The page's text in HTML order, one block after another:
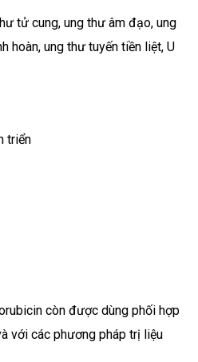
tử cung, ung thư âm đạo, ung
hoàn, ung thư tuyến tiền liệt, U
triển
còn được dùng phối hợp
với các phương pháp trị liệu